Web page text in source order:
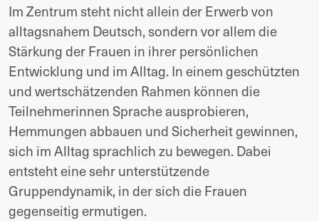
Im Zentrum steht nicht allein der Erwerb von
alltagsnahem Deutsch, sondern vor allem die
Stärkung der Frauen in ihrer persönlichen
Entwicklung und im Alltag. In einem geschützten
und wertschätzenden Rahmen können die
Teilnehmerinnen Sprache ausprobieren,
Hemmungen abbauen und Sicherheit gewinnen,
sich im Alltag sprachlich zu bewegen. Dabei
entsteht eine sehr unterstützende
Gruppendynamik, in der sich die Frauen
gegenseitig ermutigen.